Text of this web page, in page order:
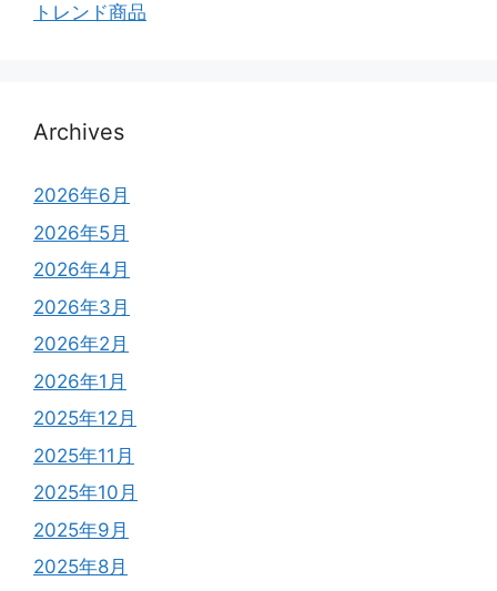
トレンド商品
Archives
2026年6月
2026年5月
2026年4月
2026年3月
2026年2月
2026年1月
2025年12月
2025年11月
2025年10月
2025年9月
2025年8月